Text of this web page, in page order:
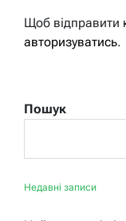
Щоб відправити
авторизуватись.
Пошук
Недавні записи